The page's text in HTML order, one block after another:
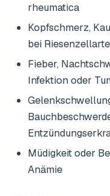
rheumatica
Kopfschmerz,
bei
Fieber,
Infektion oder
Müdigkeit oder
Anämie